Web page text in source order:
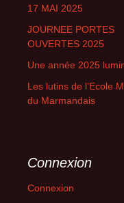
17 MAI 2025
JOURNEE PORTES
OUVERTES 2025
Une année 2025
Les lutins de l’Ecole
du Marmandais
Connexion
Connexion